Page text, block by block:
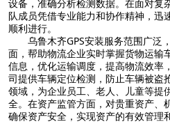
设备，准确分析检测数据。在面对复
队成员凭借专业能力和协作精神，迅
顺利进行。
乌鲁木齐GPS安装服务范围广泛
面，帮助物流企业实时掌握货物运输
信息，优化运输调度，提高物流效率
司提供车辆定位检测，防止车辆被盗
领域，为企业员工、老人、儿童等提
全。在资产监管方面，对贵重资产、
确保资产安全，实现资产的有效管理